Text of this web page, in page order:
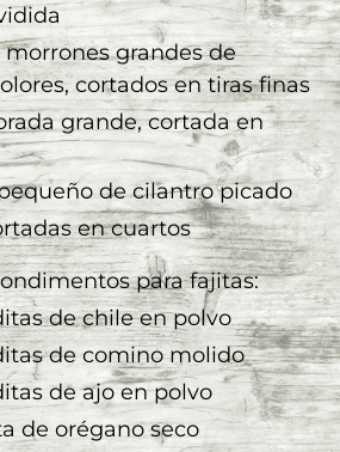
grandes de
cortados en tiras finas
grande, cortada en
de cilantro picado
en cuartos
para fajitas:
de chile en polvo
de comino molido
de ajo en polvo
de orégano seco